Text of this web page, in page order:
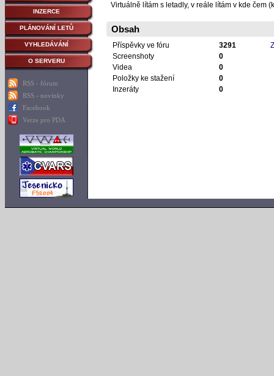
INZERCE
PLÁNOVÁNÍ LETŮ
VYHLEDÁVÁNÍ
O SERVERU
RSS - fórum
RSS - novinky
Facebook
Verze pro PDA
Virtuálně lítám s letadly, v reále lítám v kde čem
Obsah
Příspěvky ve fóru 3291
Screenshoty
0
Videa
0
Položky ke stažení
0
Inzeráty
0